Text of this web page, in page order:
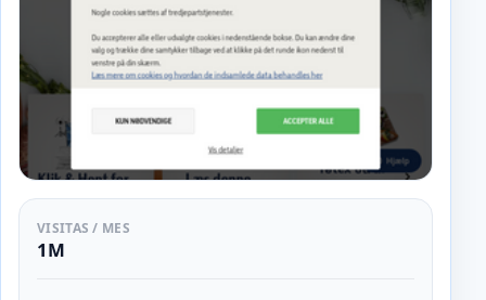
VISITAS / MES
1M